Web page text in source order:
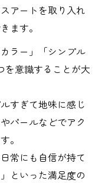
アートを取り入れ
ます。
ラー」「シンプル
を意識することが大
すぎて地味に感じ
パールなどでアク
。
常にも自信が持て
といった満足度の